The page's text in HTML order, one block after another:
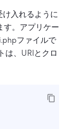
入れるように
す。アプリケー
ファイルで
は、URIとクロ